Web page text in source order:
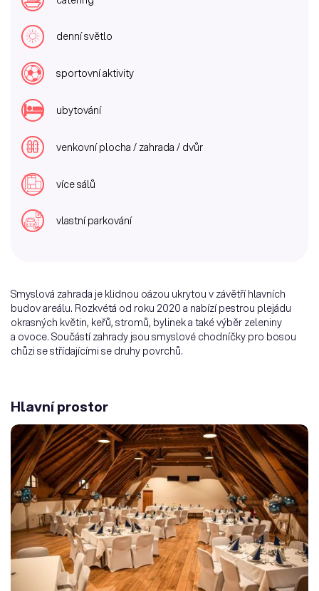
denní světlo
sportovní aktivity
ubytování
venkovní plocha / zahrada / dvůr
více sálů
vlastní parkování
Smyslová zahrada je klidnou oázou ukrytou v závětří hlavních
budov areálu. Rozkvétá od roku 2020 a nabízí pestrou plejádu
okrasných květin, keřů, stromů, bylinek a také výběr zeleniny
a ovoce. Součástí zahrady jsou smyslové chodníčky pro bosou
chůzi se střídajícími se druhy povrchů.
Hlavní prostor